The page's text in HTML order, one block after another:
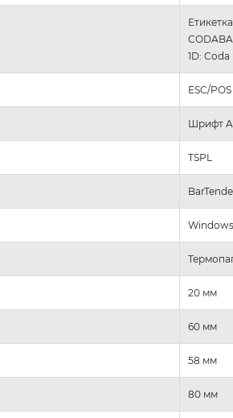
1D: Coda
ESC/POS
Шрифт A:
TSPL
20 мм
60 мм
58 мм
80 мм